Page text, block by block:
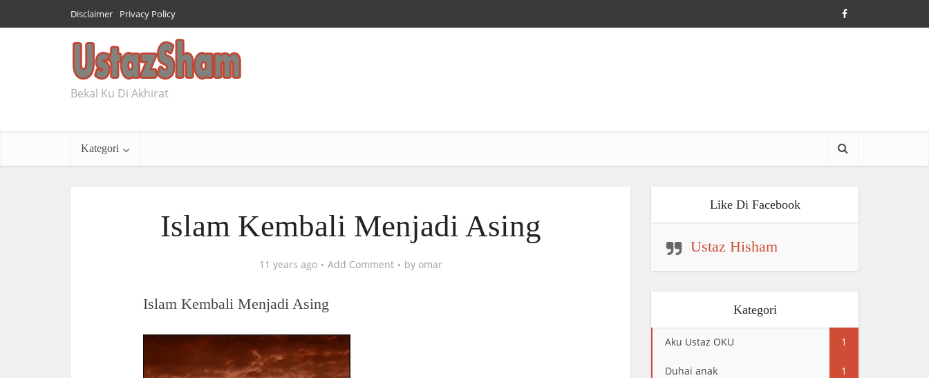
Disclaimer Privacy Policy
Bekal Ku Di Akhirat
Kategori
Islam Kembali Menjadi Asing
11 years ago Add Comment by omar
Islam Kembali Menjadi Asing
Like Di Facebook
Ustaz Hisham
Kategori
Aku Ustaz OKU 1
Duhai anak 1